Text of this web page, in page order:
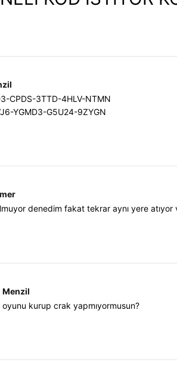
CPDS-3TTD-4HLV-NTMN
YGMD3-G5U24-9ZYGN
denedim fakat tekrar aynı yere atıyor
Menzil
oyunu kurup crak yapmıyormusun?